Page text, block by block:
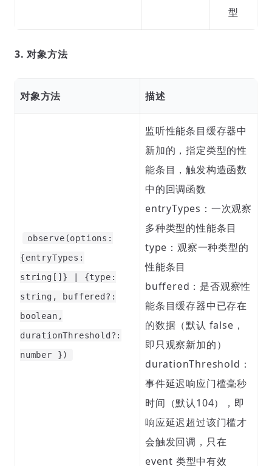
型
3. 对象方法
对象方法 描述
observe(options:
{entryTypes:
string[]} | {type:
string, buffered?:
boolean,
durationThreshold?:
number })
监听性能条目缓存器中
新加的，指定类型的性
能条目，触发构造函数
中的回调函数
entryTypes：一次观察
多种类型的性能条目
type：观察一种类型的
性能条目
buffered：是否观察性
能条目缓存器中已存在
的数据（默认 false，
即只观察新加的）
durationThreshold：
事件延迟响应门槛毫秒
时间（默认104），即
响应延迟超过该门槛才
会触发回调，只在
event 类型中有效